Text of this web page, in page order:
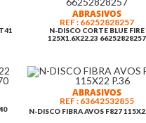
ABRASIVOS
REF : 66252828257
N-DISCO CORTE BLUE FIRE
125X1.6X22.23 66252828257
ABRASIVOS
REF : 63642532855
N-DISCO FIBRA AVOS F827